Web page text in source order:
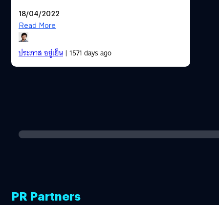
18/04/2022
Read More
ประภาส อยู่เย็น| 1571 days ago
PR Partners